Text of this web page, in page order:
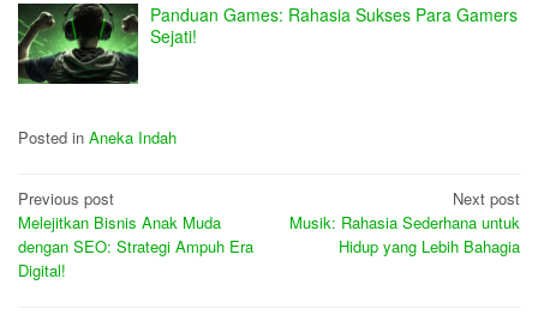
Panduan Games: Rahasia Sukses Para Gamers
Sejati!
Posted in Aneka Indah
Post
navigation
Previous post
Melejitkan Bisnis Anak Muda
dengan SEO: Strategi Ampuh Era
Digital!
Next post
Musik: Rahasia Sederhana untuk
Hidup yang Lebih Bahagia